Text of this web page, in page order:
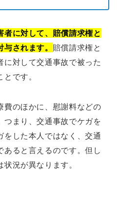
に対して、賠償請求権と
されます。 賠償請求権と
に対して交通事故で被った
です。
費のほかに、慰謝料などの
つまり、交通事故でケガを
をした本人ではなく、交通
ると言えるのです。但し
況が異なります。